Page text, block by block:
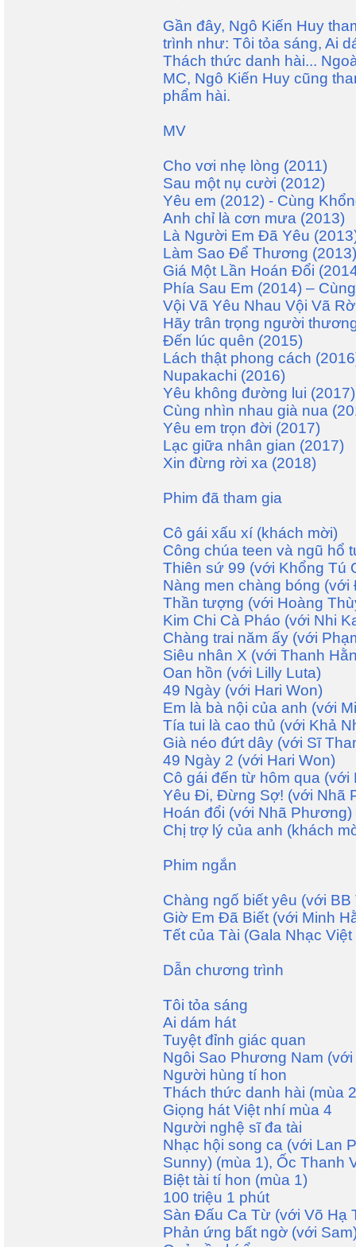
Gần đây, Ngô Kiến Huy
trình như: Tôi tỏa sáng, Ai
Thách thức danh hài...
MC, Ngô Kiến Huy cũng
phẩm hài.
MV
Cho vơi nhẹ lòng (2011)
Sau một nụ cười (2012)
Yêu em (2012) - Cùng
Anh chỉ là cơn mưa (2013)
Là Người Em Đã Yêu
Làm Sao Để Thương (2013)
Giá Một Lần Hoán Đổi
Phía Sau Em (2014) –
Vội Vã Yêu Nhau Vội Vã
Hãy trân trọng người
Đến lúc quên (2015)
Lách thật phong cách
Nupakachi (2016)
Yêu không đường lui
Cùng nhìn nhau già nua
Yêu em trọn đời (2017)
Lạc giữa nhân gian (2017)
Xin đừng rời xa (2018)
Phim đã tham gia
Cô gái xấu xí (khách mời)
Công chúa teen và ngũ hổ
Thiên sứ 99 (với Khổng Tú
Nàng men chàng bóng (với
Thần tượng (với Hoàng
Kim Chi Cà Pháo (với Nhi
Chàng trai năm ấy (với
Siêu nhân X (với Thanh
Oan hồn (với Lilly Luta)
49 Ngày (với Hari Won)
Em là bà nội của anh (với
Tía tui là cao thủ (với Khả
Già néo đứt dây (với Sĩ
49 Ngày 2 (với Hari Won)
Cô gái đến từ hôm qua (với
Yêu Đi, Đừng Sợ! (với Nhã
Hoán đổi (với Nhã Phương)
Chị trợ lý của anh (khách
Phim ngắn
Chàng ngố biết yêu (với BB
Giờ Em Đã Biết (với Minh
Tết của Tài (Gala Nhạc
Dẫn chương trình
Tôi tỏa sáng
Ai dám hát
Tuyệt đỉnh giác quan
Ngôi Sao Phương Nam (với
Người hùng tí hon
Thách thức danh hài (mùa
Giọng hát Việt nhí mùa 4
Người nghệ sĩ đa tài
Nhạc hội song ca (với Lan
Sunny) (mùa 1), Ốc Thanh
Biệt tài tí hon (mùa 1)
100 triệu 1 phút
Sàn Đấu Ca Từ (với Võ Hạ
Phản ứng bất ngờ (với